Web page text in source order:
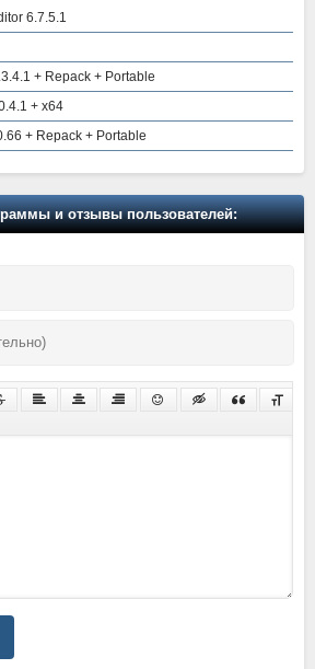
6.7.5.1
+ Repack + Portable
+ x64
+ Repack + Portable
и отзывы пользователей: